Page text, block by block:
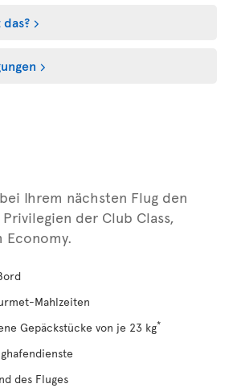
Ihrem nächsten Flug den
der Club Class,
Economy.
Mahlzeiten
Gepäckstücke von je 23 kg*
des Fluges